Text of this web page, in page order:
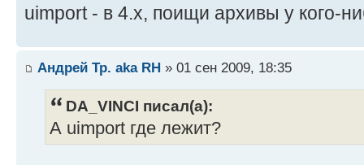
uimport - в 4.х, поищи архивы у кого-
Андрей Тр. aka RH » 01 сен 2009, 18:35
DA_VINCI писал(а):
А uimport где лежит?